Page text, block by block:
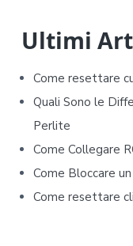
d
e
b
a
r
Ultimi
Come resettare
Quali Sono le
Perlite
Come Collegare
Come Bloccare
Come resettare